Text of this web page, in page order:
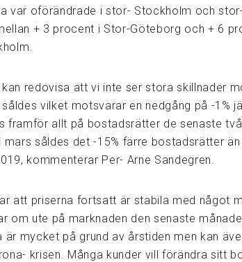
var oförändrade i stor- Stockholm och
+ 3 procent i Stor-Göteborg och + 6
redovisa att vi inte ser stora skillnader
vilket motsvarar en nedgång på -1%
framför allt på bostadsrätter de senaste
mars såldes det -15% färre bostadsrätter än
kommenterar Per- Arne Sandegren.
att priserna fortsatt är stabila med något
om ute på marknaden den senaste
är mycket på grund av årstiden men kan
krisen. Många kunder vill förändra sitt